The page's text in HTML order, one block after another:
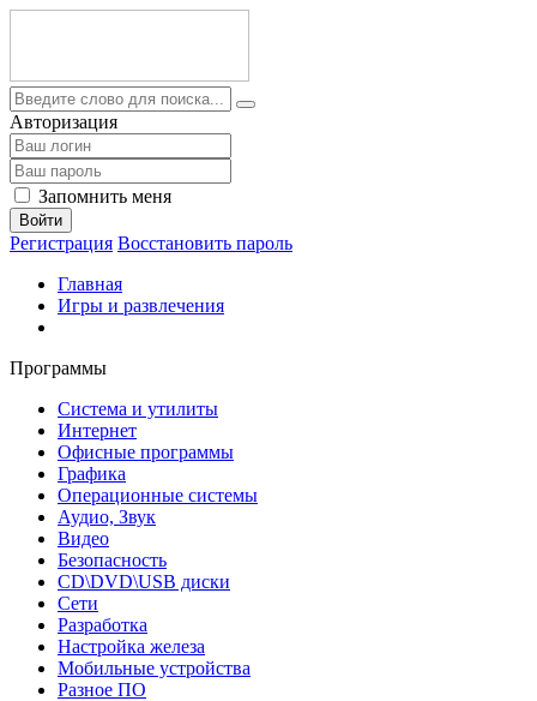
Авторизация
Запомнить меня
Войти
Регистрация Восстановить пароль
Главная
Игры и развлечения
Программы
Система и утилиты
Интернет
Офисные программы
Графика
Операционные системы
Аудио, Звук
Видео
Безопасность
CD\DVD\USB диски
Сети
Разработка
Настройка железа
Мобильные устройства
Разное ПО